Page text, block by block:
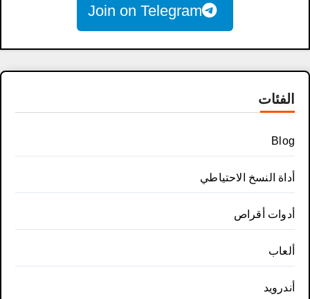
Join on Telegram
الفئات
Blog
أداة النسخ الاحتياطي
أدوات أقراص
ألعاب
أندرويد